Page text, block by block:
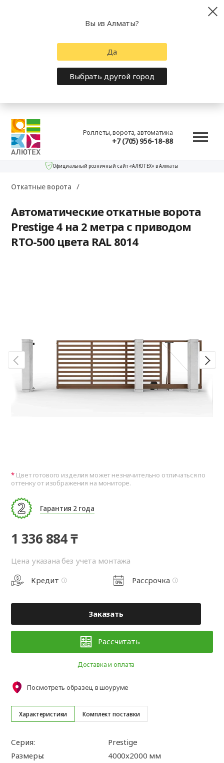
Роллеты, ворота, автоматика
+7 (705) 956-18-88
Официальный розничный сайт «АЛЮТЕХ» в Алматы
Откатные ворота
Автоматические откатные ворота
Prestige 4 на 2 метра с приводом
RTO-500 цвета RAL 8014
Цвет готового изделия может незначительно отличаться по
оттенку от изображения на мониторе.
Характеристики Комплект поставки
Серия:
Prestige
Размеры:
4000x2000 мм
Гарантия 2 года
1 336 884 ₸
Цена указана без учета монтажа
Кредит
Рассрочка
Заказать
Рассчитать
Доставка и оплата
Посмотреть образец в шоуруме
Вы из Алматы?
Да
Выбрать другой город